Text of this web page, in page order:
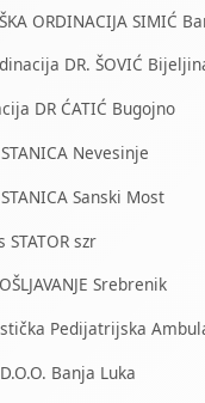
ORDINACIJA SIMIĆ
DR. ŠOVIĆ
DR ĆATIĆ Bugojno
Nevesinje
Sanski Most
szr
Srebrenik
Banja Luka